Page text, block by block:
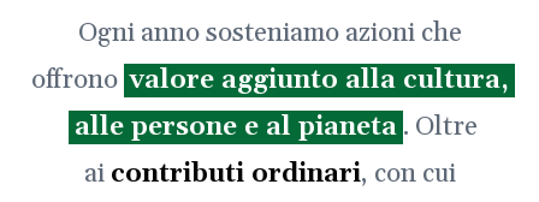
Ogni anno sosteniamo azioni che
offrono valore aggiunto alla cultura,
alle persone e al pianeta . Oltre
ai contributi ordinari, con cui